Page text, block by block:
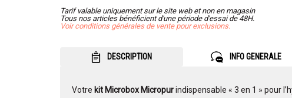
Tarif valable uniquement sur le site web et non en magasin
Tous nos articles bénéficient d'une période d'essai de 48H.
Voir conditions générales de vente pour exclusions.
DESCRIPTION INFO GENERALE
Votre kit Microbox Micropurindispensable « 3 en 1 » pour